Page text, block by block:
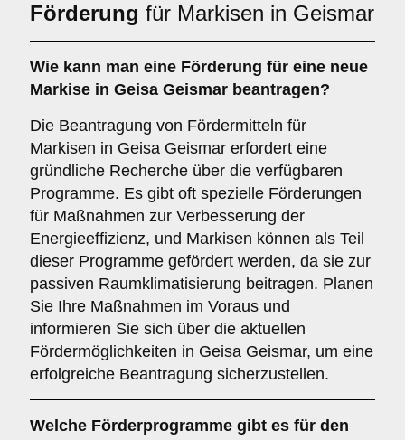
Förderung für Markisen in Geismar
Wie kann man eine Förderung für eine neue
Markise in Geisa Geismar beantragen?
Die Beantragung von Fördermitteln für
Markisen in Geisa Geismar erfordert eine
gründliche Recherche über die verfügbaren
Programme. Es gibt oft spezielle Förderungen
für Maßnahmen zur Verbesserung der
Energieeffizienz, und Markisen können als Teil
dieser Programme gefördert werden, da sie zur
passiven Raumklimatisierung beitragen. Planen
Sie Ihre Maßnahmen im Voraus und
informieren Sie sich über die aktuellen
Fördermöglichkeiten in Geisa Geismar, um eine
erfolgreiche Beantragung sicherzustellen.
Welche Förderprogramme gibt es für den